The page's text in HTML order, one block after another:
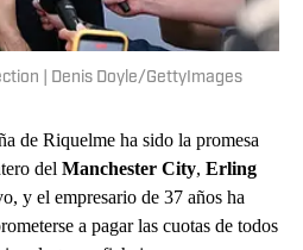
| Denis Doyle/GettyImages
de Riquelme ha sido la promesa
del Manchester City, Erling
y el empresario de 37 años ha
a pagar las cuotas de todos